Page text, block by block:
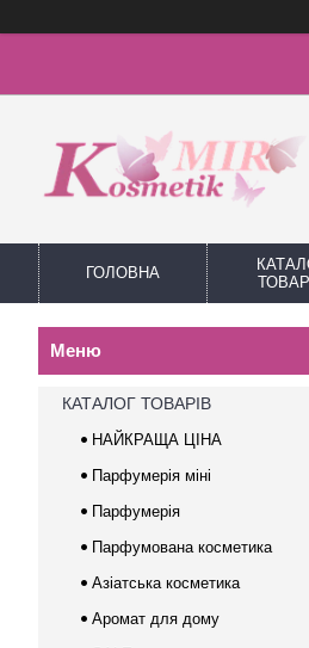
ГОЛОВНА
КАТАЛОГ ТОВАРІВ
НАЙКРАЩА ЦІНА
Парфумерія міні
Парфумерія
Парфумована косметика
Азіатська косметика
Аромат для дому